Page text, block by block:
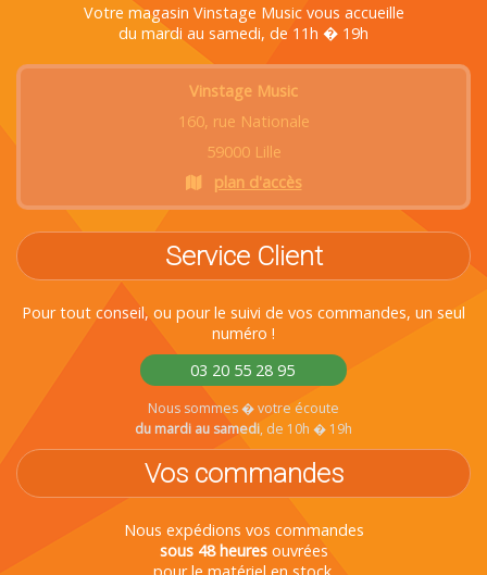
Votre magasin Vinstage Music vous accueille
du mardi au samedi, de 11h � 19h
Vinstage Music
160, rue Nationale
59000 Lille
plan d'accès
Service Client
Pour tout conseil, ou pour le suivi de vos commandes, un seul
numéro !
03 20 55 28 95
Nous sommes � votre écoute
du mardi au samedi, de 10h � 19h
Vos commandes
Nous expédions vos commandes
sous 48 heuresouvrées